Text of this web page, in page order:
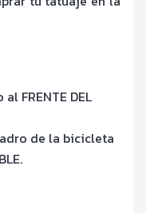
FRENTE DEL
de la bicicleta